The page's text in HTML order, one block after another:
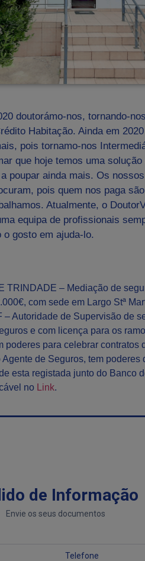
doutorámo-nos, tornando-
Habitação. Ainda em
pois tornamo-nos
que hoje temos uma
poupar ainda mais. Os
pois quem nos paga
Atualmente, o
equipa de profissionais
gosto em ajuda-lo.
TRINDADE – Mediação de
com sede em Largo Stª
– Autoridade de Supervisão de
e com licença para os
poderes para celebrar contratos
de Seguros, tem
esta registada junto do Banco
no Link.
de Informação
Envie os seus documentos
Telefone